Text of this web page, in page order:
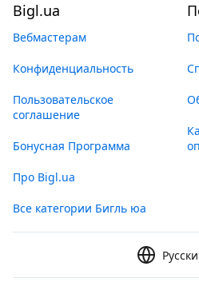
Bigl.ua
Вебмастерам
Конфиденциальность
Пользовательское
соглашение
Бонусная Программа
Про Bigl.ua
Все категории Бигль юа